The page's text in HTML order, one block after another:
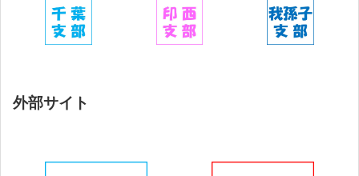
外部サイト